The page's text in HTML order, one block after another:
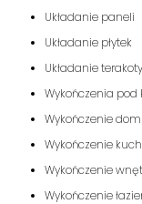
Układanie paneli
Układanie płytek
Układanie terakoty
Wykończenia pod
Wykończenie
Wykończenie
Wykończenie
Wykończenie